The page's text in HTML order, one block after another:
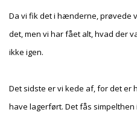
Da vi fik det i hænderne, prøvede
det, men vi har fået alt, hvad der
ikke igen.
Det sidste er vi kede af, for det er
have lagerført. Det fås simpelthen